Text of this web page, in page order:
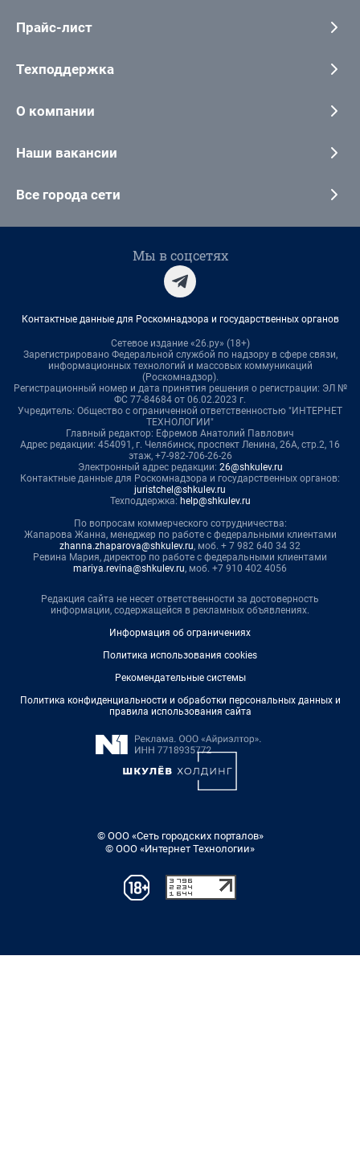
Прайс-лист
Техподдержка
О компании
Наши вакансии
Все города сети
Мы в соцсетях
Контактные данные для Роскомнадзора и государственных органов
Сетевое издание «26.ру» (18+)
Зарегистрировано Федеральной службой по надзору в сфере связи,
информационных технологий и массовых коммуникаций
(Роскомнадзор).
Регистрационный номер и дата принятия решения о регистрации: ЭЛ №
ФС 77-84684 от 06.02.2023 г.
Учредитель: Общество с ограниченной ответственностью "ИНТЕРНЕТ
ТЕХНОЛОГИИ"
Главный редактор: Ефремов Анатолий Павлович
Адрес редакции: 454091, г. Челябинск, проспект Ленина, 26А, стр.2, 16
этаж, +7-982-706-26-26
Электронный адрес редакции: 26@shkulev.ru
Контактные данные для Роскомнадзора и государственных органов:
juristchel@shkulev.ru
Техподдержка: help@shkulev.ru
По вопросам коммерческого сотрудничества:
Жапарова Жанна, менеджер по работе с федеральными клиентами
zhanna.zhaparova@shkulev.ru, моб. + 7 982 640 34 32
Ревина Мария, директор по работе с федеральными клиентами
mariya.revina@shkulev.ru, моб. +7 910 402 4056
Редакция сайта не несет ответственности за достоверность
информации, содержащейся в рекламных объявлениях.
Информация об ограничениях
Политика использования cookies
Рекомендательные системы
Политика конфиденциальности и обработки персональных данных и
правила использования сайта
© ООО «Сеть городских порталов»
© ООО «Интернет Технологии»